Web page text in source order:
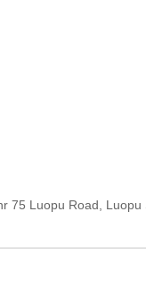
75 Luopu Road,